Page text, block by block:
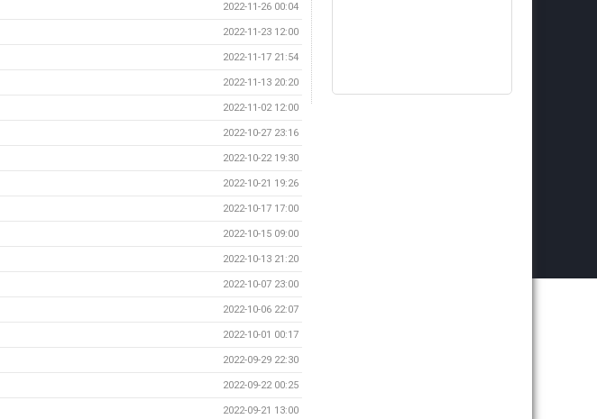
2022-11-26 00:04
2022-11-23 12:00
2022-11-17 21:54
2022-11-13 20:20
2022-11-02 12:00
2022-10-27 23:16
2022-10-22 19:30
2022-10-21 19:26
2022-10-17 17:00
2022-10-15 09:00
2022-10-13 21:20
2022-10-07 23:00
2022-10-06 22:07
2022-10-01 00:17
2022-09-29 22:30
2022-09-22 00:25
2022-09-21 13:00